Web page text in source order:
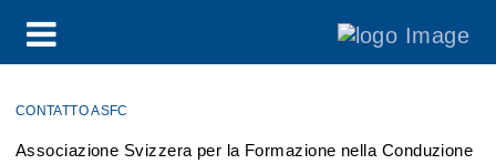
CONTATTO ASFC
Associazione Svizzera per la Formazione nella Conduzione